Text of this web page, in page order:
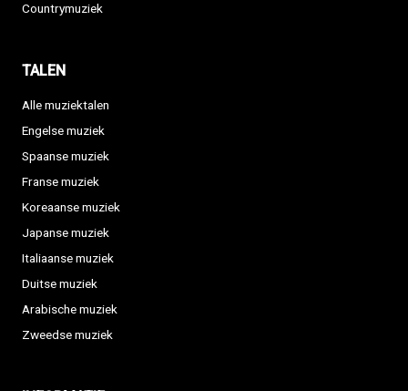
Countrymuziek
TALEN
Alle muziektalen
Engelse muziek
Spaanse muziek
Franse muziek
Koreaanse muziek
Japanse muziek
Italiaanse muziek
Duitse muziek
Arabische muziek
Zweedse muziek